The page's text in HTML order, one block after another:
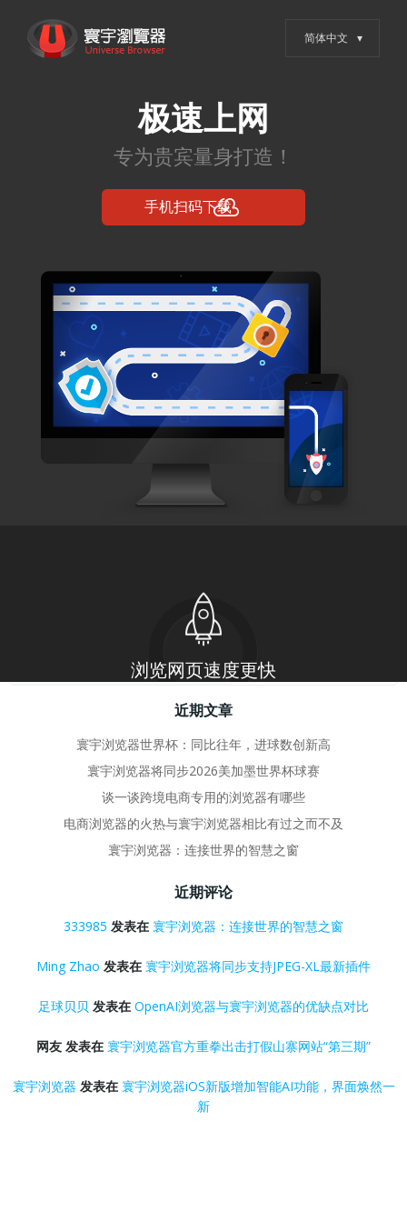
寰宇浏览器 - 全网权威安全认
证，值得信赖的浏览器
Posts in 2024年
11月26日
byadminhy
OpenAI进军浏览器，AI智能是否会替代网
近期文章
寰宇浏览器世界杯：同比往年，进球数创新高
寰宇浏览器将同步2026美加墨世界杯球赛
谈一谈跨境电商专用的浏览器有哪些
电商浏览器的火热与寰宇浏览器相比有过之而不及
寰宇浏览器：连接世界的智慧之窗
近期评论
333985 发表在 寰宇浏览器：连接世界的智慧之窗
Ming Zhao 发表在 寰宇浏览器将同步支持JPEG-XL最新插件
足球贝贝 发表在 OpenAI浏览器与寰宇浏览器的优缺点对比
网友 发表在 寰宇浏览器官方重拳出击打假山寨网站“第三期”
寰宇浏览器 发表在 寰宇浏览器iOS新版增加智能AI功能，界面焕然一
新